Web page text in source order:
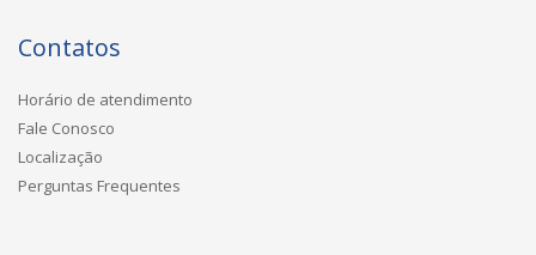
Contatos
Horário de atendimento
Fale Conosco
Localização
Perguntas Frequentes